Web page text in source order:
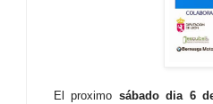
El proximo sábado dia 6